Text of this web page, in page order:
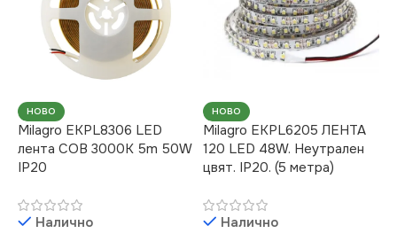
НОВО
Milagro EKPL8306 LED
лента COB 3000K 5m 50W
IP20
Налично
НОВО
Milagro EKPL6205 ЛЕНТА
120 LED 48W. Неутрален
цвят. IP20. (5 метра)
Налично